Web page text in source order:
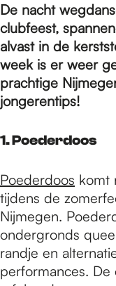
De nacht
clubfeest,
alvast in de
week is er weer
prachtige
jongerentips!
1. Poederdoos
Poederdoos komt
tijdens de
Nijmegen.
ondergronds
randje en
performances. De